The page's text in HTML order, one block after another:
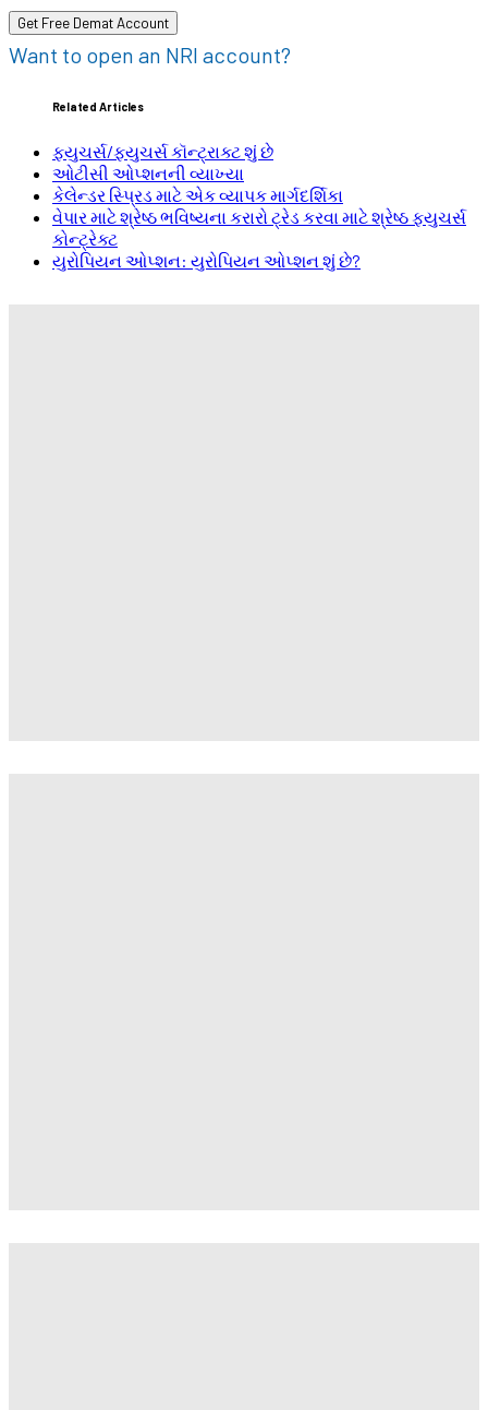
Want to open an NRI account?
Related Articles
ફ્યુચર્સ/ફ્યુચર્સ કૉન્ટ્રાક્ટ શું છે
ઓટીસી ઓપ્શનની વ્યાખ્યા
કેલેન્ડર સ્પ્રિડ માટે એક વ્યાપક માર્ગદર્શિકા
વેપાર માટે શ્રેષ્ઠ ભવિષ્યના કરારો ટ્રેડ કરવા માટે શ્રેષ્ઠ ફ્યુચર્સ
કોન્ટ્રેક્ટ
યુરોપિયન ઓપ્શન: યુરોપિયન ઓપ્શન શું છે?